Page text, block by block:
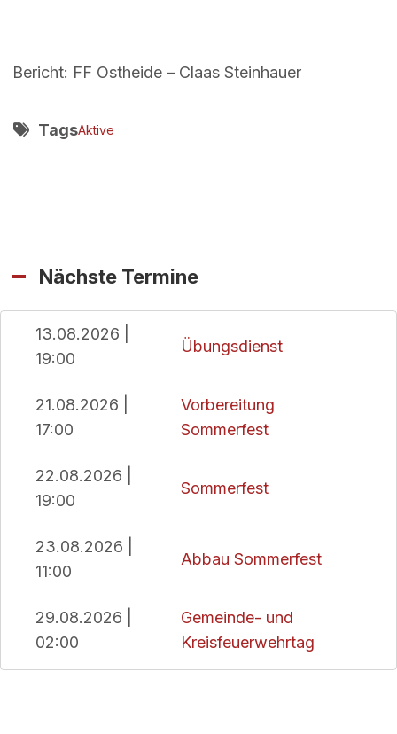
Bericht: FF Ostheide – Claas Steinhauer
TagsAktive
Nächste Termine
13.08.2026 |
19:00
Übungsdienst
21.08.2026 |
17:00
Vorbereitung
Sommerfest
22.08.2026 |
19:00
Sommerfest
23.08.2026 |
11:00
Abbau Sommerfest
29.08.2026 |
02:00
Gemeinde- und
Kreisfeuerwehrtag